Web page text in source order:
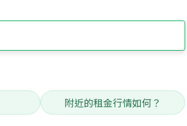
附近的租金行情如何？